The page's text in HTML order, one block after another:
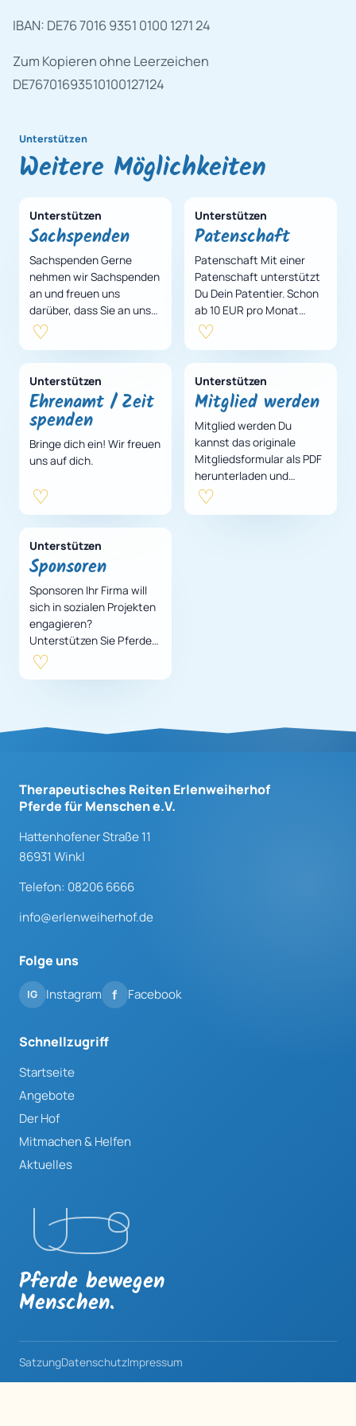
IBAN: DE76 7016 9351 0100 1271 24
Zum Kopieren ohne Leerzeichen
DE76701693510100127124
Unterstützen
Weitere Möglichkeiten
Unterstützen
Sachspenden
Sachspenden Gerne
nehmen wir Sachspenden
an und freuen uns
darüber, dass Sie an uns
denken. Viele Dinge sind
einfach zu schade um Sie
zu entsorgen, weil sie
ein…
Unterstützen
Patenschaft
Patenschaft Mit einer
Patenschaft unterstützt
Du Dein Patentier. Schon
ab 10 EUR pro Monat
unterstützt Du Dein
Patentier. Gerne darfst Du
Dein Patentier einmal…
Unterstützen
Ehrenamt / Zeit
spenden
Bringe dich ein! Wir freuen
uns auf dich.
Unterstützen
Mitglied werden
Mitglied werden Du
kannst das originale
Mitgliedsformular als PDF
herunterladen und
manuell ausfüllen oder
deine Daten direkt hier
Unterstützen
Sponsoren
Sponsoren Ihr Firma will
sich in sozialen Projekten
engagieren?
Unterstützen Sie Pferde-
Erlebnis-Tage für Kinder
aus benachteiligten
Therapeutisches Reiten Erlenweiherhof
Pferde für Menschen e.V.
Hattenhofener Straße 11
86931 Winkl
Telefon: 08206 6666
info@erlenweiherhof.de
Folge uns
Instagram Facebook
Schnellzugriff
Startseite
Angebote
Der Hof
Mitmachen & Helfen
Aktuelles
Pferde bewegen
Menschen.
SatzungDatenschutzImpressum